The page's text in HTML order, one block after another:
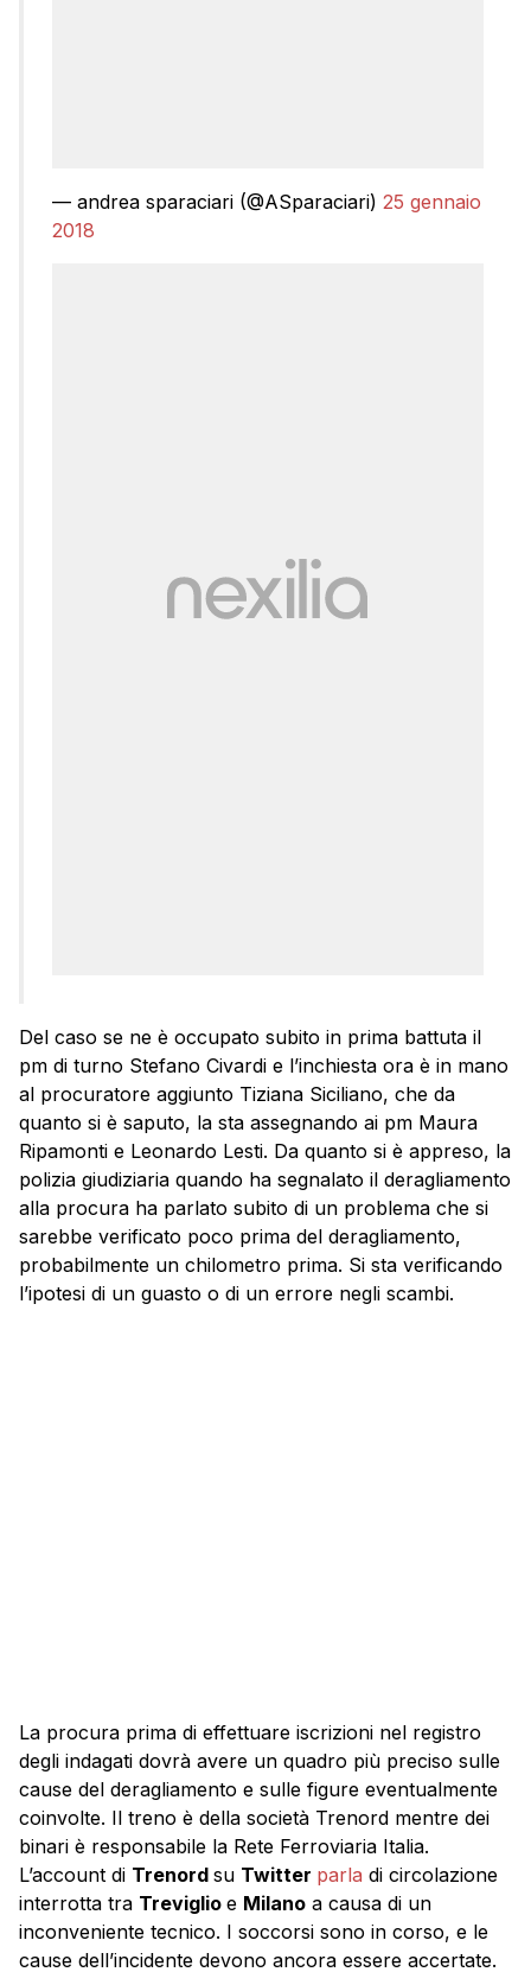
— andrea sparaciari (@ASparaciari) 25 gennaio
2018
Del caso se ne è occupato subito in prima battuta il
pm di turno Stefano Civardi e l’inchiesta ora è in mano
al procuratore aggiunto Tiziana Siciliano, che da
quanto si è saputo, la sta assegnando ai pm Maura
Ripamonti e Leonardo Lesti. Da quanto si è appreso, la
polizia giudiziaria quando ha segnalato il deragliamento
alla procura ha parlato subito di un problema che si
sarebbe verificato poco prima del deragliamento,
probabilmente un chilometro prima. Si sta verificando
l’ipotesi di un guasto o di un errore negli scambi.
La procura prima di effettuare iscrizioni nel registro
degli indagati dovrà avere un quadro più preciso sulle
cause del deragliamento e sulle figure eventualmente
coinvolte. Il treno è della società Trenord mentre dei
binari è responsabile la Rete Ferroviaria Italia.
L’account di Trenord su Twitter parla di circolazione
interrotta tra Treviglio e Milano a causa di un
inconveniente tecnico. I soccorsi sono in corso, e le
cause dell’incidente devono ancora essere accertate.